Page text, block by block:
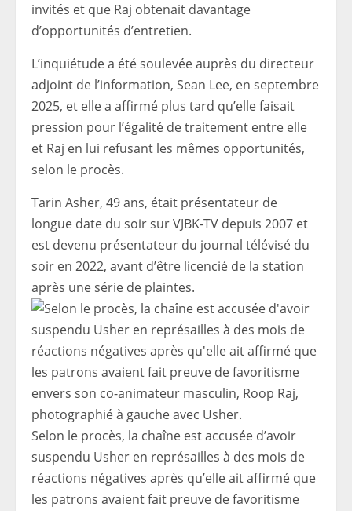
invités et que Raj obtenait davantage
d’opportunités d’entretien.
L’inquiétude a été soulevée auprès du directeur
adjoint de l’information, Sean Lee, en septembre
2025, et elle a affirmé plus tard qu’elle faisait
pression pour l’égalité de traitement entre elle
et Raj en lui refusant les mêmes opportunités,
selon le procès.
Tarin Asher, 49 ans, était présentateur de
longue date du soir sur VJBK-TV depuis 2007 et
est devenu présentateur du journal télévisé du
soir en 2022, avant d’être licencié de la station
après une série de plaintes.
Selon le procès, la chaîne est accusée d’avoir
suspendu Usher en représailles à des mois de
réactions négatives après qu’elle ait affirmé que
les patrons avaient fait preuve de favoritisme